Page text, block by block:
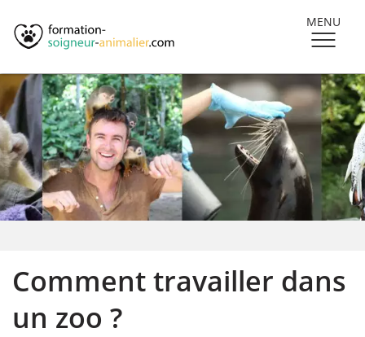
MENU
Comment travailler dans
un zoo ?